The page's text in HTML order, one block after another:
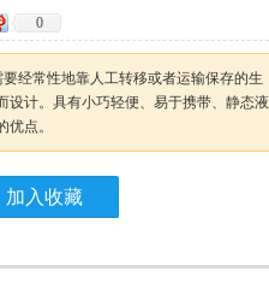
0
经常性地靠人工转移或者运输保存的生
设计。具有小巧轻便、易于携带、静态液
点。
加入收藏